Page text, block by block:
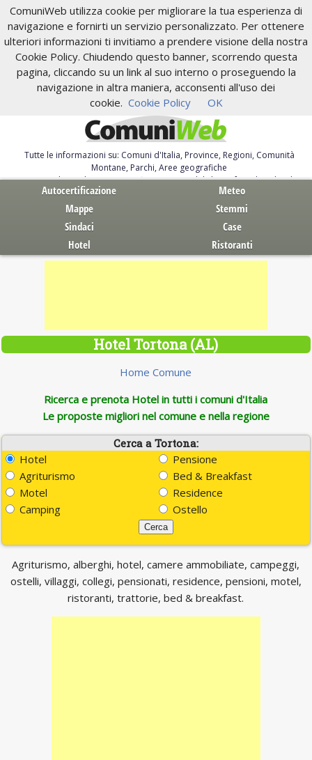
ComuniWeb utilizza cookie per migliorare la tua esperienza di
navigazione e fornirti un servizio personalizzato. Per ottenere
ulteriori informazioni ti invitiamo a prendere visione della nostra
Cookie Policy. Chiudendo questo banner, scorrendo questa
pagina, cliccando su un link al suo interno o proseguendo la
navigazione in altra maniera, acconsenti all'uso dei
cookie. Cookie Policy OK
Tutte le informazioni su: Comuni d'Italia, Province, Regioni, Comunità
Montane, Parchi, Aree geografiche
Servizi al Cittadino. Autocertificazione, moduli, leggi, free download
Autocertificazione
Meteo
Mappe
Stemmi
Sindaci
Case
Hotel
Ristoranti
Hotel Tortona (AL)
Home Comune
Ricerca e prenota Hotel in tutti i comuni d'Italia
Le proposte migliori nel comune e nella regione
Cerca a Tortona:
Hotel
Pensione
Agriturismo
Bed & Breakfast
Motel
Residence
Camping
Ostello
Agriturismo, alberghi, hotel, camere ammobiliate, campeggi,
ostelli, villaggi, collegi, pensionati, residence, pensioni, motel,
ristoranti, trattorie, bed & breakfast.